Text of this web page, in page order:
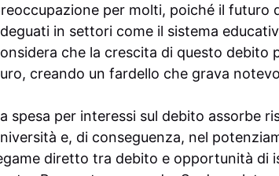
per molti, poiché il futuro
in settori come il sistema
che la crescita di questo debito
creando un fardello che grava
spesa per interessi sul debito assorbe
e, di conseguenza, nel
diretto tra debito e opportunità di